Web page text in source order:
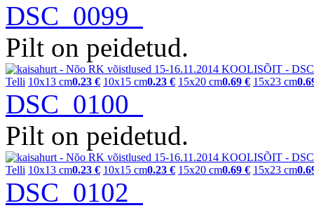
DSC_0099
Pilt on peidetud.
Telli 10x13 cm0.23 € 10x15 cm0.23 € 15x20 cm0.69 € 15x23 cm
DSC_0100
Pilt on peidetud.
Telli 10x13 cm0.23 € 10x15 cm0.23 € 15x20 cm0.69 € 15x23 cm
DSC_0102